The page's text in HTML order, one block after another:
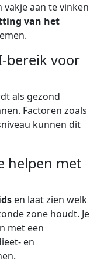
aan te vinken
van het
bereik voor
als gezond
Factoren zoals
kunnen dit
helpen met
en laat zien welk
zone houdt. Je
met een
en